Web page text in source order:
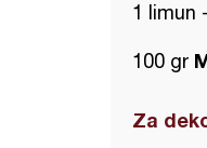
1 limun
100 gr
Za